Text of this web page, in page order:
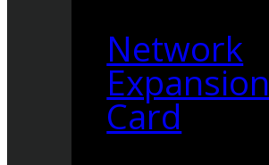
Network
Expansion
Card